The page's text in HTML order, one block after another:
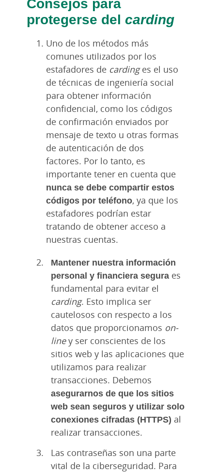
protegerse del carding
Uno de los métodos más
comunes utilizados por los
estafadores de cardinges el uso
de técnicas de ingeniería social
para obtener información
confidencial, como los códigos
de confirmación enviados por
mensaje de texto u otras formas
de autenticación de dos
factores. Por lo tanto, es
importante tener en cuenta que
nunca se debe compartir estos
códigos por teléfono, ya que los
estafadores podrían estar
tratando de obtener acceso a
nuestras cuentas.
Mantener nuestra información
personal y financiera segura es
fundamental para evitar el
carding. Esto implica ser
cautelosos con respecto a los
datos que proporcionamos on-
liney ser conscientes de los
sitios web y las aplicaciones que
utilizamos para realizar
transacciones. Debemos
asegurarnos de que los sitios
web sean seguros y utilizar solo
conexiones cifradas (HTTPS) al
realizar transacciones.
Las contraseñas son una parte
vital de la ciberseguridad. Para